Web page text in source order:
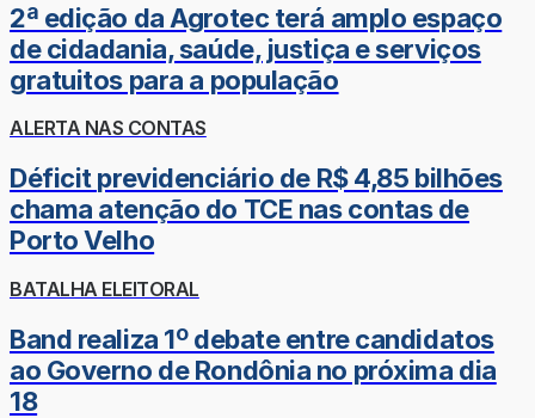
2ª edição da Agrotec terá amplo espaço
de cidadania, saúde, justiça e serviços
gratuitos para a população
ALERTA NAS CONTAS
Déficit previdenciário de R$ 4,85 bilhões
chama atenção do TCE nas contas de
Porto Velho
BATALHA ELEITORAL
Band realiza 1º debate entre candidatos
ao Governo de Rondônia no próxima dia
18